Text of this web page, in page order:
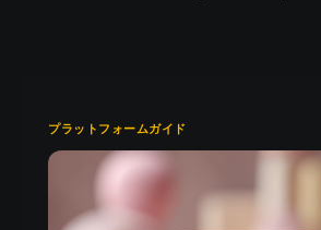
プラットフォームガイド